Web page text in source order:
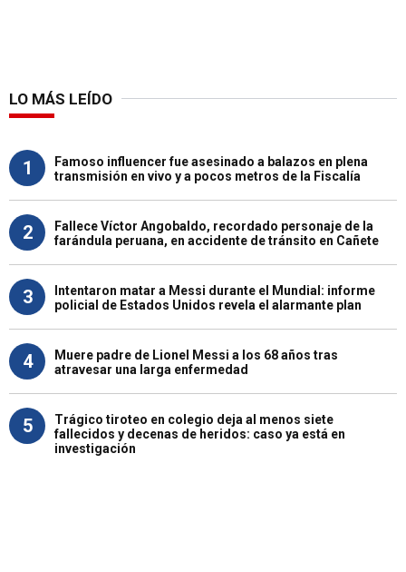
LO MÁS LEÍDO
1
Famoso influencer fue asesinado a balazos en plena
transmisión en vivo y a pocos metros de la Fiscalía
2
Fallece Víctor Angobaldo, recordado personaje de la
farándula peruana, en accidente de tránsito en Cañete
3
Intentaron matar a Messi durante el Mundial: informe
policial de Estados Unidos revela el alarmante plan
4
Muere padre de Lionel Messi a los 68 años tras
atravesar una larga enfermedad
5
Trágico tiroteo en colegio deja al menos siete
fallecidos y decenas de heridos: caso ya está en
investigación